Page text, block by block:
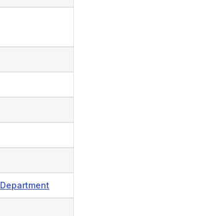
Department